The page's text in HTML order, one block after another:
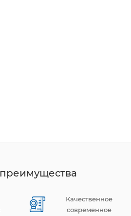
Качественное
современное